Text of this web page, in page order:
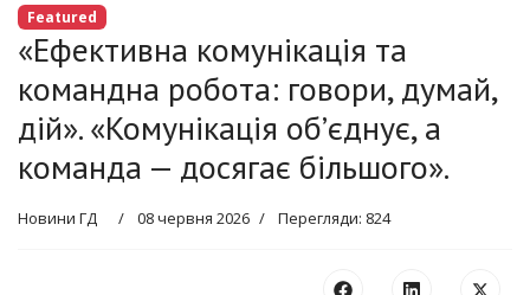
Featured
«Ефективна комунікація та
командна робота: говори, думай,
дій». «Комунікація об’єднує, а
команда — досягає більшого».
Новини ГД 08 червня 2026 Перегляди: 824